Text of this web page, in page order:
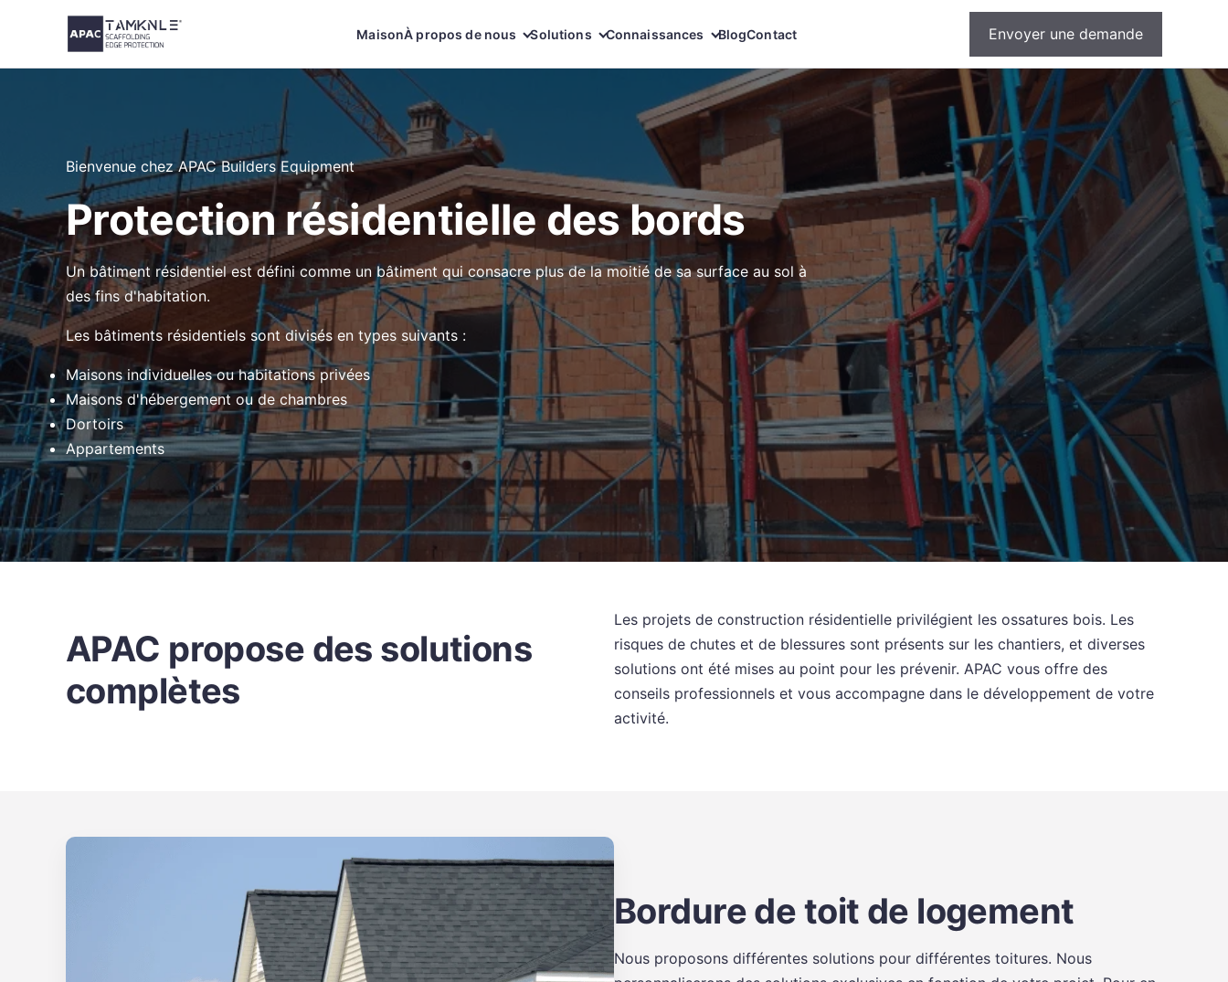
MaisonÀ propos de nous Solutions Connaissances BlogContact Envoyer une demande
Bienvenue chez APAC Builders Equipment
Protection résidentielle des bords
Un bâtiment résidentiel est défini comme un bâtiment qui consacre plus de la moitié de sa surface au sol à
des fins d'habitation.
Les bâtiments résidentiels sont divisés en types suivants :
Maisons individuelles ou habitations privées
Maisons d'hébergement ou de chambres
Dortoirs
Appartements
APAC propose des solutions
complètes
Les projets de construction résidentielle privilégient les ossatures bois. Les
risques de chutes et de blessures sont présents sur les chantiers, et diverses
solutions ont été mises au point pour les prévenir. APAC vous offre des
conseils professionnels et vous accompagne dans le développement de votre
activité.
Bordure de toit de logement
Nous proposons différentes solutions pour différentes toitures. Nous